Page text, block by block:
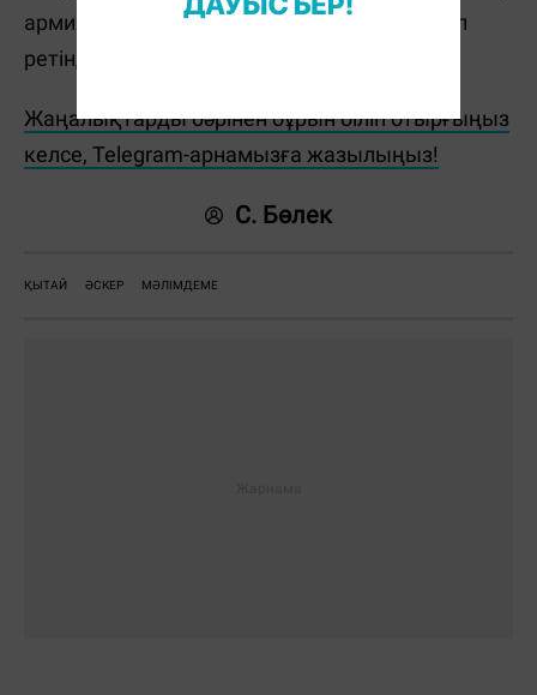
армияны пайдалану туралы уәдесіне жауап
ретінде жасалды.
Жаңалықтарды бәрінен бұрын біліп отырғыңыз
келсе, Telegram-арнамызға жазылыңыз!
С. Бөлек
ҚЫТАЙ ӘСКЕР МӘЛІМДЕМE